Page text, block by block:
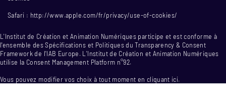
Safari : http://www.apple.com/fr/privacy/use-of-cookies/
L'Institut de Création et Animation Numériques participe et est conforme à
l'ensemble des Spécifications et Politiques du Transparency & Consent
Framework de l'IAB Europe. L'Institut de Création et Animation Numériques
utilise la Consent Management Platform n°92.
Vous pouvez modifier vos choix à tout moment en cliquant ici.